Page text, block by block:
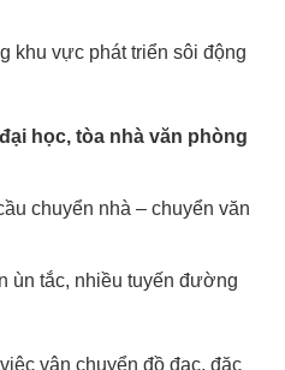
khu vực phát triển sôi động
học, tòa nhà văn phòng
chuyển nhà – chuyển văn
ùn tắc, nhiều tuyến đường
vận chuyển đồ đạc, đặc